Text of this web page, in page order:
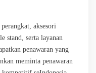
aksesori
stand, serta layanan
penawaran yang
meminta penawaran